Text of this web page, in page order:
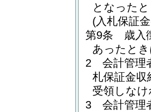
となった
(入札保証
第9条
歳入
あったと
2
会計管理
札保証金収
受領しな
3
会計管理